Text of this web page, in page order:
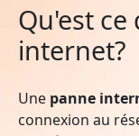
Qu'est
internet?
Une panne
connexion au